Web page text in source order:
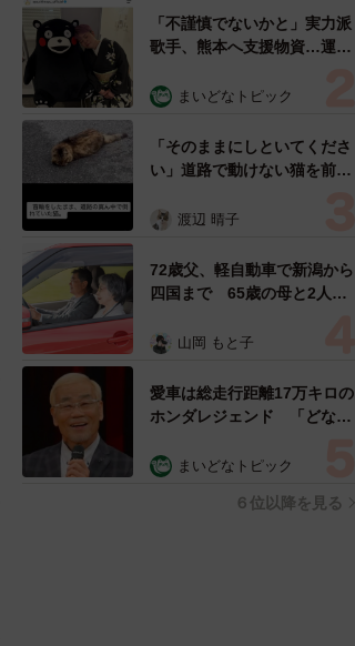
「不謹慎でないかと」実力派
歌手、熊本へ支援物資…運搬
めらい 「痛いほど伝わる」
まいどなトピック
「そのままにしといてくださ
い」道路で動けない猫を前に
ようとした4日間 「命の重
表の訴え
渡辺 晴子
72歳父、軽自動車で新潟から
四国まで 65歳の母と2人で
憩まで分刻み… 「大学生で
山岡 もと子
愛車は総走行距離17万キロの
ホンダレジェンド 「どなた
所漫才師が譲渡の意向
まいどなトピック
６位以降を見る